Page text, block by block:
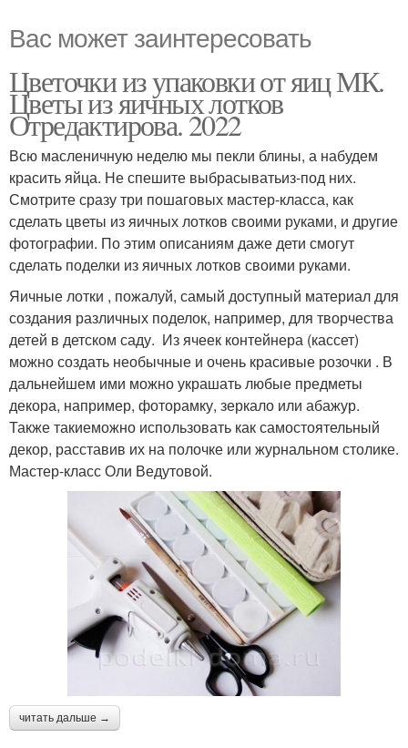
Вас может заинтересовать
Цветочки из упаковки от яиц МК.
Цветы из яичных лотков
Отредактирова. 2022
Всю масленичную неделю мы пекли блины, а набудем
красить яйца. Не спешите выбрасыватьиз-под них.
Смотрите сразу три пошаговых мастер-класса, как
сделать цветы из яичных лотков своими руками, и другие
фотографии. По этим описаниям даже дети смогут
сделать поделки из яичных лотков своими руками.
Яичные лотки , пожалуй, самый доступный материал для
создания различных поделок, например, для творчества
детей в детском саду. Из ячеек контейнера (кассет)
можно создать необычные и очень красивые розочки . В
дальнейшем ими можно украшать любые предметы
декора, например, фоторамку, зеркало или абажур.
Также такиеможно использовать как самостоятельный
декор, расставив их на полочке или журнальном столике.
Мастер-класс Оли Ведутовой.
читать дальше →